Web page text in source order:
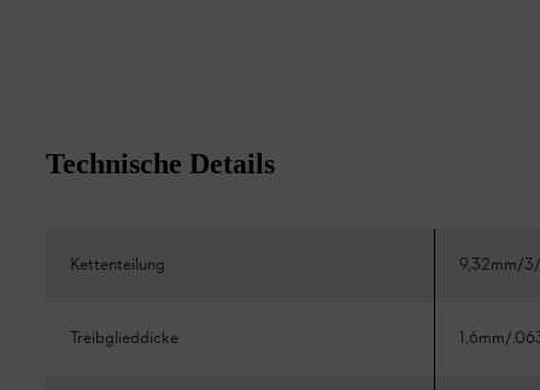
Technische Details
Kettenteilung 9,32mm/
Treibglieddicke 1,6mm/